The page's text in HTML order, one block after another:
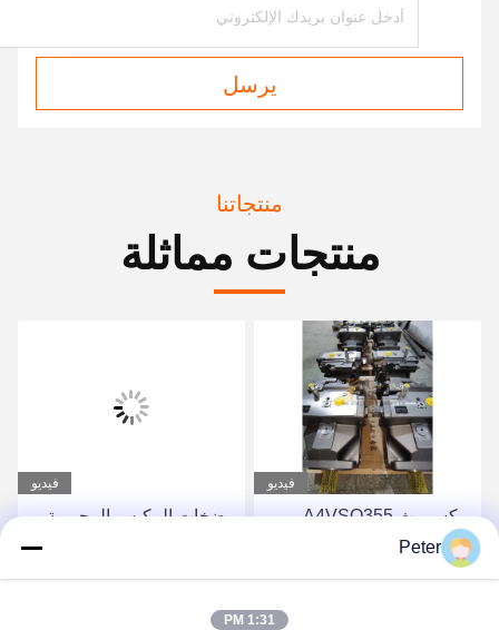
يرسل
منتجاتنا
منتجات مماثلة
فيديو
ريكسروث A4VSO355
مضخة المكبس مجموعة
دوارة مضخة هيدروليكية من
فيديو
مضخات المكبس المحورية
Peter
1:31 PM